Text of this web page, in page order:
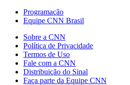
Programação
Equipe CNN Brasil
Sobre a CNN
Política de Privacidade
Termos de Uso
Fale com a CNN
Distribuição do Sinal
Faça parte da Equipe CNN